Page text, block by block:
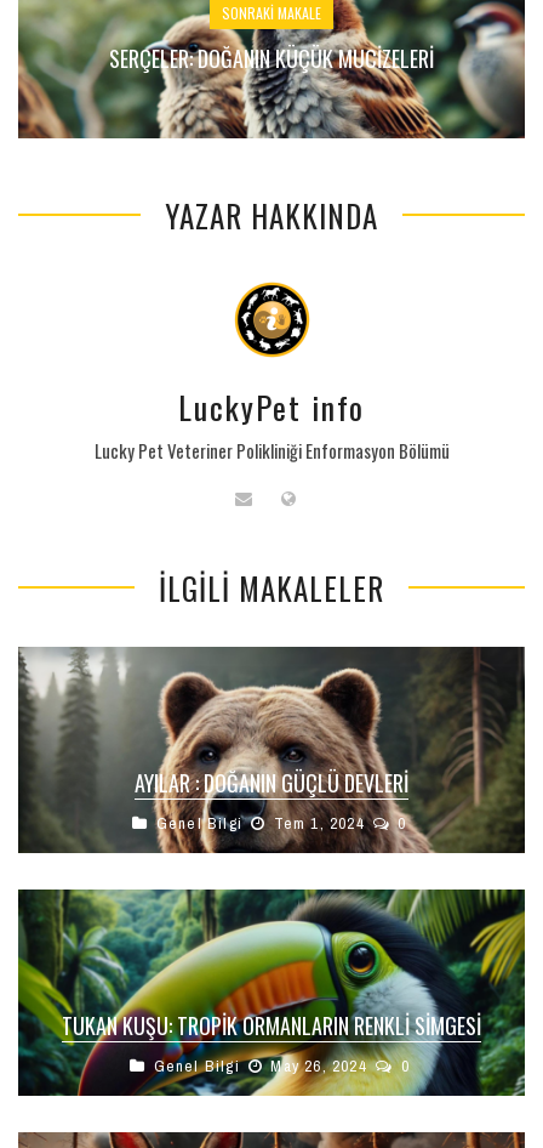
SONRAKI MAKALE
SERÇELER: DOĞANIN KÜÇÜK MUCIZELERI
YAZAR HAKKINDA
LuckyPet info
Lucky Pet Veteriner Polikliniği Enformasyon Bölümü
İLGILI MAKALELER
AYILAR : DOĞANIN GÜÇLÜ DEVLERI
Genel Bilgi Tem 1, 2024 0
TUKAN KUŞU: TROPIK ORMANLARIN RENKLI SIMGESI
Genel Bilgi May 26, 2024 0